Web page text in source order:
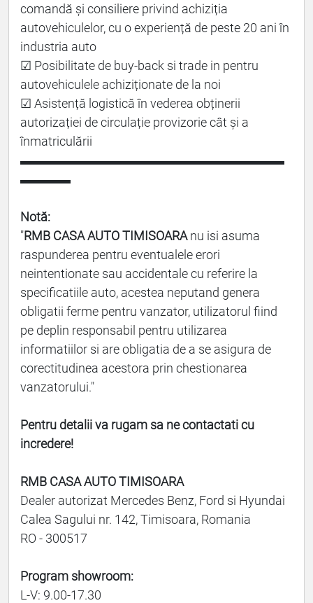
comandă și consiliere privind achiziția
autovehiculelor, cu o experiență de peste 20 ani în
industria auto
☑ Posibilitate de buy-back si trade in pentru
autovehiculele achiziționate de la noi
☑ Asistență logistică în vederea obținerii
autorizației de circulație provizorie cât și a
înmatriculării
▬▬▬▬▬▬▬▬▬▬▬▬▬▬▬▬▬▬▬▬▬
▬▬▬▬
Notă:
"RMB CASA AUTO TIMISOARAnu isi asuma
raspunderea pentru eventualele erori
neintentionate sau accidentale cu referire la
specificatiile auto, acestea neputand genera
obligatii ferme pentru vanzator, utilizatorul fiind
pe deplin responsabil pentru utilizarea
informatiilor si are obligatia de a se asigura de
corectitudinea acestora prin chestionarea
vanzatorului."
Pentru detalii va rugam sa ne contactati cu
incredere!
RMB CASA AUTO TIMISOARA
Dealer autorizat Mercedes Benz, Ford si Hyundai
Calea Sagului nr. 142, Timisoara, Romania
RO - 300517
Program showroom:
L-V: 9.00-17.30